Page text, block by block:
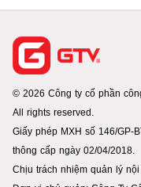
© 2026 Công ty cổ phần
All rights reserved.
Giấy phép MXH số 146/GP-
thông cấp ngày 02/04/2018.
Chịu trách nhiệm quản lý